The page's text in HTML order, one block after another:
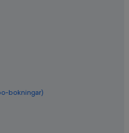
bokningar)